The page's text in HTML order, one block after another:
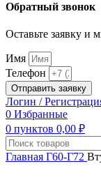
Обратный звонок
Оставьте заявку и
Имя
Телефон
Отправить заявку
Логин /
0 Избранные
0 пунктов 0,00 ₽
Главная Г60-Г72